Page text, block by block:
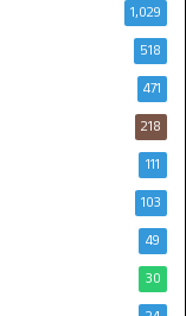
1,029
518
471
218
111
103
49
30